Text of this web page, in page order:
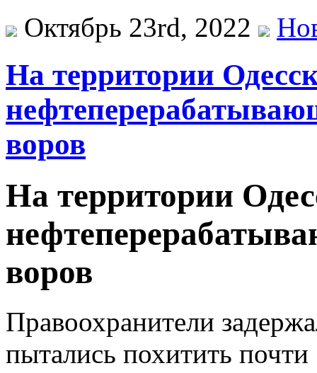
Октябрь 23rd, 2022
На территории
воров
На территории
воров
Правоохранители
пытались похитить почти